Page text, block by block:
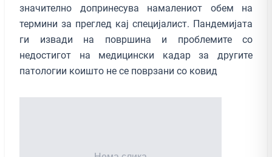
значително допринесува намалениот обем на
термини за преглед кај специјалист. Пандемијата
ги извади на површина и проблемите со
недостигот на медицински кадар за другите
патологии коишто не се поврзани со ковид